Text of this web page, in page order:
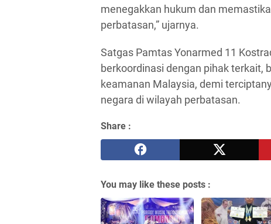
menegakkan hukum dan
perbatasan,” ujarnya.
Satgas Pamtas Yonarmed 11
berkoordinasi dengan pihak terkait,
keamanan Malaysia, demi
negara di wilayah perbatasan.
Share :
You may like these posts :